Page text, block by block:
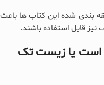
بندی شده این کتاب ها باعث
قابل استفاده باشند.
است یا زیست تک